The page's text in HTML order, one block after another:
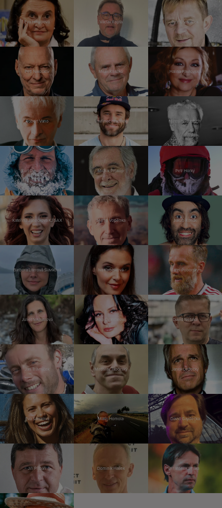
Eva Holubová Václav Kopta Petr Čtvrtníček
Petr Nikolaev Milan Kňažko Halina Pawlovská
Robert Vano Vavřinec Hradilek Miroslav Huptych
Kurt Diemberger Michal Prokop Petr Horký
Kateřina Janečková KJ SAX Martin Vopěnka Jakub Kohák
Barbora Literová Slavíková Iva Kubelková Karel Poborský
Juliet Navrátilová Jitka Čvančarová David Netuka
Jan Trávníček Miroslav Táborský Janek Ledecký
Eva Samková Matěj Homola David Gaydečka
Jiří Přibáň Dominik Hašek František Straka